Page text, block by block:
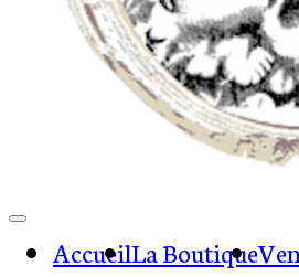
AccueilLa Boutique